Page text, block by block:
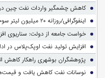
کاهش چشمگیر واردات نفت چین در
اینفوگرافی/روزانه ۲۰ میلیون لیتر سوخت در کشور قاچاق می‌شود
خواست جامعه از دولت: سناریوی
افزایش تولید نفت اوپک‌پلاس در
پژوهشگران بوشهری راهکار کاهش
نوسانات نفت کاهش یافت و